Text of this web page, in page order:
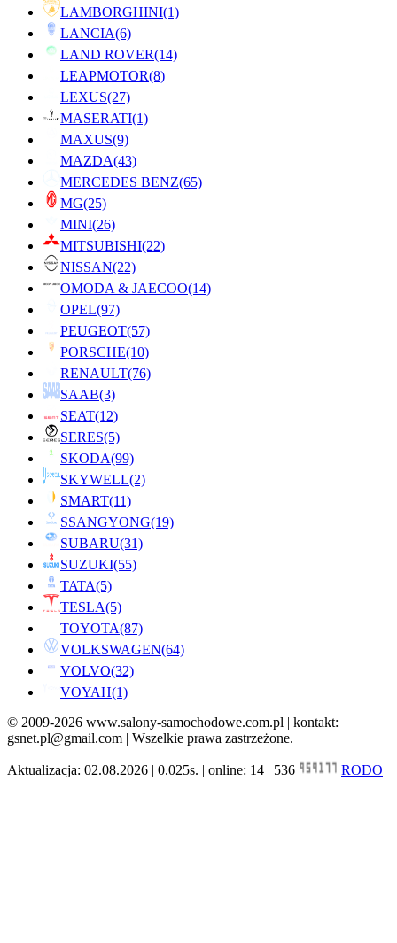
LAMBORGHINI(1)
LANCIA(6)
LAND ROVER(14)
LEAPMOTOR(8)
LEXUS(27)
MASERATI(1)
MAXUS(9)
MAZDA(43)
MERCEDES BENZ(65)
MG(25)
MINI(26)
MITSUBISHI(22)
NISSAN(22)
OMODA & JAECOO(14)
OPEL(97)
PEUGEOT(57)
PORSCHE(10)
RENAULT(76)
SAAB(3)
SEAT(12)
SERES(5)
SKODA(99)
SKYWELL(2)
SMART(11)
SSANGYONG(19)
SUBARU(31)
SUZUKI(55)
TATA(5)
TESLA(5)
TOYOTA(87)
VOLKSWAGEN(64)
VOLVO(32)
VOYAH(1)
© 2009-2026 www.salony-samochodowe.com.pl | kontakt:
gsnet.pl@gmail.com | Wszelkie prawa zastrzeżone.
Aktualizacja: 02.08.2026 | 0.025s. | online: 14 | 536 RODO